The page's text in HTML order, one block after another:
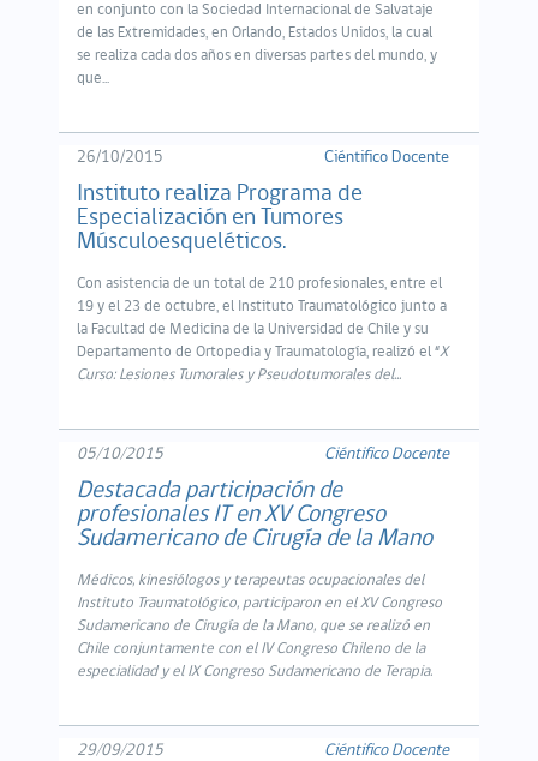
en conjunto con la Sociedad Internacional de Salvataje
de las Extremidades, en Orlando, Estados Unidos, la cual
se realiza cada dos años en diversas partes del mundo, y
que...
26/10/2015 Ciéntifico Docente
Instituto realiza Programa de
Especialización en Tumores
Músculoesqueléticos.
Con asistencia de un total de 210 profesionales, entre el
19 y el 23 de octubre, el Instituto Traumatológico junto a
la Facultad de Medicina de la Universidad de Chile y su
Departamento de Ortopedia y Traumatología, realizó el “X
Curso: Lesiones Tumorales y Pseudotumorales del...
05/10/2015 Ciéntifico Docente
Destacada participación de
profesionales IT en XV Congreso
Sudamericano de Cirugía de la Mano
Médicos, kinesiólogos y terapeutas ocupacionales del
Instituto Traumatológico, participaron en el XV Congreso
Sudamericano de Cirugía de la Mano, que se realizó en
Chile conjuntamente con el IV Congreso Chileno de la
especialidad y el IX Congreso Sudamericano de Terapia.
29/09/2015 Ciéntifico Docente